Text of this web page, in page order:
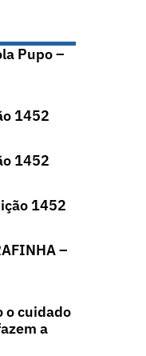
Pupo –
1452
1452
1452
–
o cuidado
a